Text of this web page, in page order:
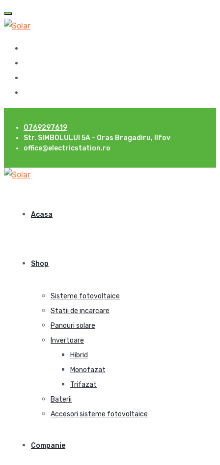
0769297619
Str. SIMBOLULUI 5A - Oras Bragadiru, Ilfov
office@electricstation.ro
Acasa
Shop
Sisteme fotovoltaice
Statii de incarcare
Panouri solare
Invertoare
Hibrid
Monofazat
Trifazat
Baterii
Accesori sisteme fotovoltaice
Companie